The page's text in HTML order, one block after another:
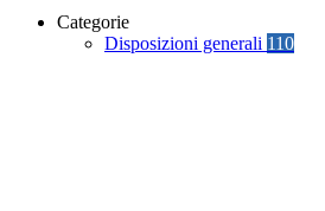
Categorie
Disposizioni generali 110